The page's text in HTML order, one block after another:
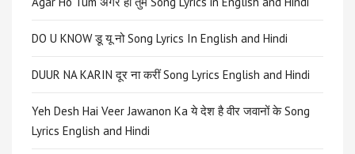
DO U KNOW डू यू नो Song Lyrics In English and Hindi
DUUR NA KARIN दूर ना करीं Song Lyrics English and Hindi
Yeh Desh Hai Veer Jawanon Ka ये देश है वीर जवानों के Song
Lyrics English and Hindi